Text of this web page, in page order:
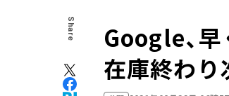
Share
Google、早
在庫終わ